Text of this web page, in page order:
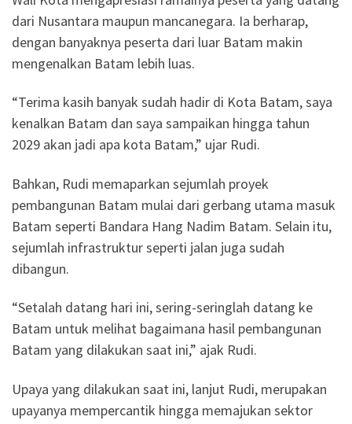
dari Nusantara maupun mancanegara. Ia berharap,
dengan banyaknya peserta dari luar Batam makin
mengenalkan Batam lebih luas.
“Terima kasih banyak sudah hadir di Kota Batam, saya
kenalkan Batam dan saya sampaikan hingga tahun
2029 akan jadi apa kota Batam,” ujar Rudi.
Bahkan, Rudi memaparkan sejumlah proyek
pembangunan Batam mulai dari gerbang utama masuk
Batam seperti Bandara Hang Nadim Batam. Selain itu,
sejumlah infrastruktur seperti jalan juga sudah
dibangun.
“Setalah datang hari ini, sering-seringlah datang ke
Batam untuk melihat bagaimana hasil pembangunan
Batam yang dilakukan saat ini,” ajak Rudi.
Upaya yang dilakukan saat ini, lanjut Rudi, merupakan
upayanya mempercantik hingga memajukan sektor